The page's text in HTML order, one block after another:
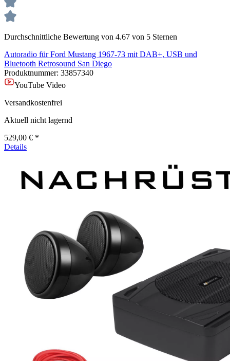
Durchschnittliche Bewertung von 4.67 von 5 Sternen
Autoradio für Ford Mustang 1967-73 mit DAB+, USB und
Bluetooth Retrosound San Diego
Produktnummer: 33857340
YouTube Video
Versandkostenfrei
Aktuell nicht lagernd
529,00 € *
Details